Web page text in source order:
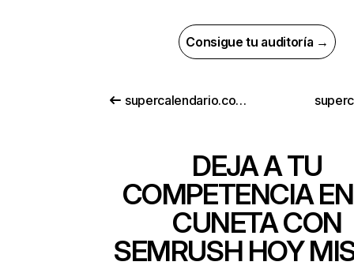
Consigue tu auditoría →
supercalendario.com.br
DEJA A TU
COMPETENCIA
CUNETA CON
SEMRUSH HOY